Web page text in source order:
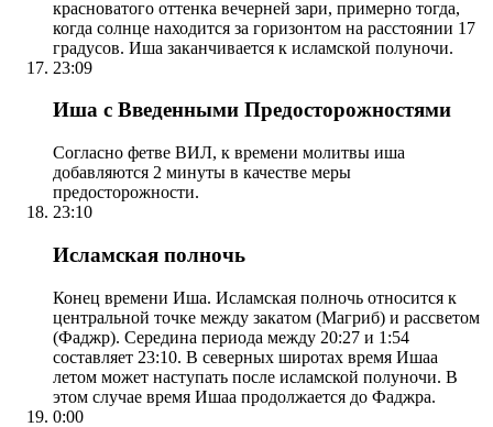
красноватого оттенка вечерней зари, примерно тогда,
когда солнце находится за горизонтом на расстоянии 17
градусов. Иша заканчивается к исламской полуночи.
23:09
Иша с Введенными Предосторожностями
Согласно фетве ВИЛ, к времени молитвы иша
добавляются 2 минуты в качестве меры
предосторожности.
23:10
Исламская полночь
Конец времени Иша. Исламская полночь относится к
центральной точке между закатом (Магриб) и рассветом
(Фаджр). Середина периода между 20:27 и 1:54
составляет 23:10. В северных широтах время Ишаа
летом может наступать после исламской полуночи. В
этом случае время Ишаа продолжается до Фаджра.
0:00